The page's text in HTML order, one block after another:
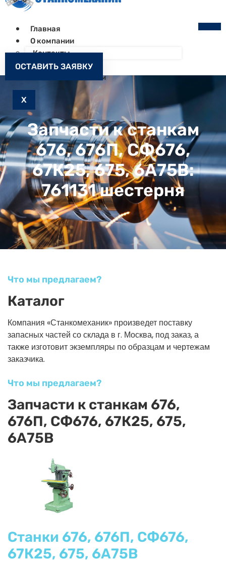
Главная
О компании
Контакты
Как заказать
Запчасти к станкам
X
ОСТАВИТЬ ЗАЯВКУ
Запчасти к станкам
676, 676П, СФ676,
67К25, 675, 6А75В:
761131 шестерня
Что мы предлагаем?
Каталог
Компания «Станкомеханик» произведет поставку
запасных частей со склада в г. Москва, под заказ, а
также изготовит экземпляры по образцам и чертежам
заказчика.
Что мы предлагаем?
Запчасти к станкам 676,
676П, СФ676, 67К25, 675,
6А75В
Станки 676, 676П, СФ676,
67К25, 675, 6А75В